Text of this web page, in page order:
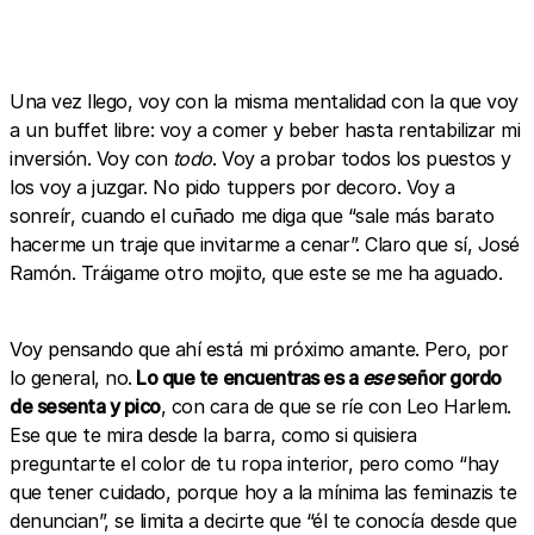
Una vez llego, voy con la misma mentalidad con la que voy
a un buffet libre: voy a comer y beber hasta rentabilizar mi
inversión. Voy con todo. Voy a probar todos los puestos y
los voy a juzgar. No pido tuppers por decoro. Voy a
sonreír, cuando el cuñado me diga que “sale más barato
hacerme un traje que invitarme a cenar”. Claro que sí, José
Ramón. Tráigame otro mojito, que este se me ha aguado.
Voy pensando que ahí está mi próximo amante. Pero, por
lo general, no. Lo que te encuentras es a eseseñor gordo
de sesenta y pico, con cara de que se ríe con Leo Harlem.
Ese que te mira desde la barra, como si quisiera
preguntarte el color de tu ropa interior, pero como “hay
que tener cuidado, porque hoy a la mínima las feminazis te
denuncian”, se limita a decirte que “él te conocía desde que